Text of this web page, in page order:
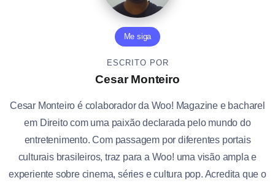
Me siga
ESCRITO POR
Cesar Monteiro
Cesar Monteiro é colaborador da Woo! Magazine e bacharel
em Direito com uma paixão declarada pelo mundo do
entretenimento. Com passagem por diferentes portais
culturais brasileiros, traz para a Woo! uma visão ampla e
experiente sobre cinema, séries e cultura pop. Acredita que o